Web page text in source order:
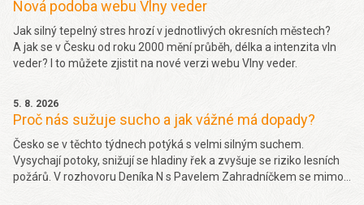
Nová podoba webu Vlny veder
Jak silný tepelný stres hrozí v jednotlivých okresních městech?
A jak se v Česku od roku 2000 mění průběh, délka a intenzita vln
veder? I to můžete zjistit na nové verzi webu Vlny veder.
5. 8. 2026
Proč nás sužuje sucho a jak vážné má dopady?
Česko se v těchto týdnech potýká s velmi silným suchem.
Vysychají potoky, snižují se hladiny řek a zvyšuje se riziko lesních
požárů. V rozhovoru Deníka N s Pavelem Zahradníčkem se mimo